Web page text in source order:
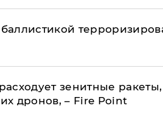
зенитные
дронов, – Fire Point